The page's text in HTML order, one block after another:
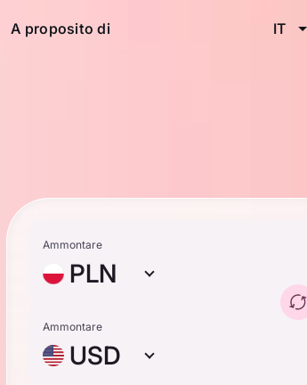
A proposito di IT
Ammontare
PLN
Ammontare
USD